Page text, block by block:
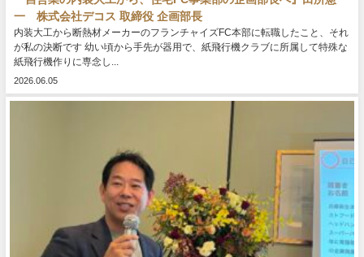
一 株式会社デコス 取締役 企画部長
内装大工から断熱材メーカーのフランチャイズFC本部に転職したこと、それ
が私の決断です 幼い頃から手先が器用で、紙飛行機クラブに所属して特殊な
紙飛行機作りに専念し...
2026.06.05